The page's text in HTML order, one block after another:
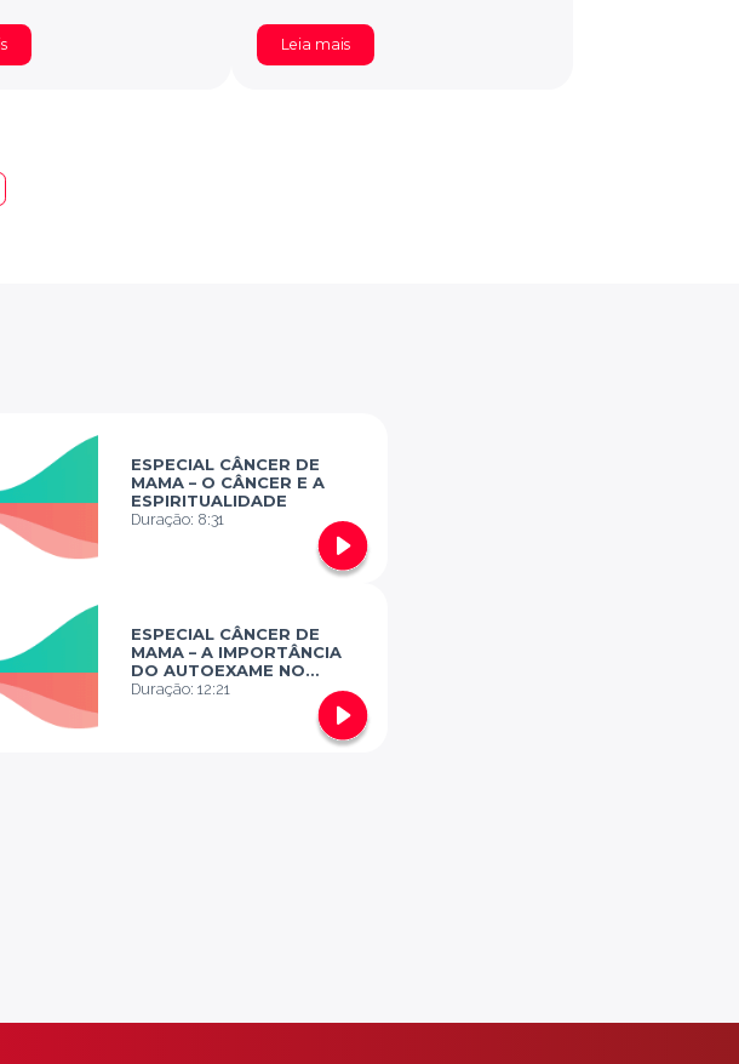
Leia mais
ESPECIAL CÂNCER DE
MAMA – O CÂNCER E A
ESPIRITUALIDADE
Duração: 8:31
ESPECIAL CÂNCER DE
MAMA – A IMPORTÂNCIA
DO AUTOEXAME NO
DIAGNÓSTICO DO CÂNCER
Duração:12:21